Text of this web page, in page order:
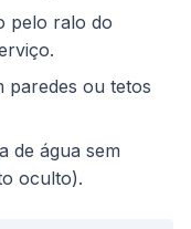
pelo ralo do
paredes ou tetos
de água sem
oculto).